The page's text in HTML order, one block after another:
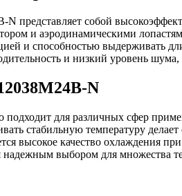
представляет собой
и аэродинамическими
и способностью выдерживать
и низкий уровень
N
для различных сфер
стабильную температуру
высокое качество охлаждения
выбором для множества